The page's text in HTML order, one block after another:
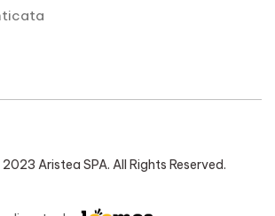
Aristea SPA. All Rights Reserved.